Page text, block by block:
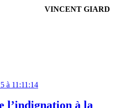
VINCENT GIARD
à 11:11:14
l’indignation à la